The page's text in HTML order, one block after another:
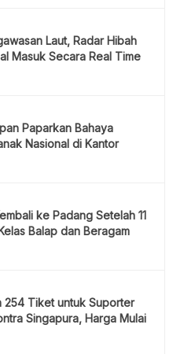
Laut, Radar Hibah
Masuk Secara Real Time
Paparkan Bahaya
Nasional di Kantor
ke Padang Setelah 11
Balap dan Beragam
254 Tiket untuk Suporter
Singapura, Harga Mulai